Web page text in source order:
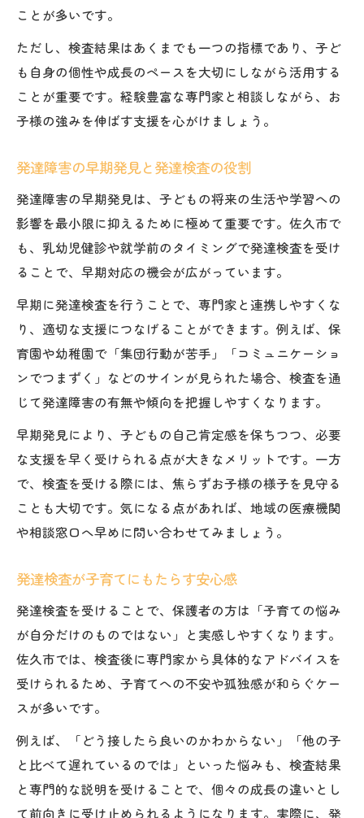
ことが多いです。
ただし、検査結果はあくまでも一つの指標であり、子ど
も自身の個性や成長のペースを大切にしながら活用する
ことが重要です。経験豊富な専門家と相談しながら、お
子様の強みを伸ばす支援を心がけましょう。
発達障害の早期発見と発達検査の役割
発達障害の早期発見は、子どもの将来の生活や学習への
影響を最小限に抑えるために極めて重要です。佐久市で
も、乳幼児健診や就学前のタイミングで発達検査を受け
ることで、早期対応の機会が広がっています。
早期に発達検査を行うことで、専門家と連携しやすくな
り、適切な支援につなげることができます。例えば、保
育園や幼稚園で「集団行動が苦手」「コミュニケーショ
ンでつまずく」などのサインが見られた場合、検査を通
じて発達障害の有無や傾向を把握しやすくなります。
早期発見により、子どもの自己肯定感を保ちつつ、必要
な支援を早く受けられる点が大きなメリットです。一方
で、検査を受ける際には、焦らずお子様の様子を見守る
ことも大切です。気になる点があれば、地域の医療機関
や相談窓口へ早めに問い合わせてみましょう。
発達検査が子育てにもたらす安心感
発達検査を受けることで、保護者の方は「子育ての悩み
が自分だけのものではない」と実感しやすくなります。
佐久市では、検査後に専門家から具体的なアドバイスを
受けられるため、子育てへの不安や孤独感が和らぐケー
スが多いです。
例えば、「どう接したら良いのかわからない」「他の子
と比べて遅れているのでは」といった悩みも、検査結果
と専門的な説明を受けることで、個々の成長の違いとし
て前向きに受け止められるようになります。実際に、発